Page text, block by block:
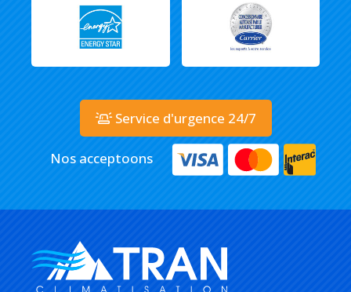
Service d'urgence 24/7
Nos acceptoons